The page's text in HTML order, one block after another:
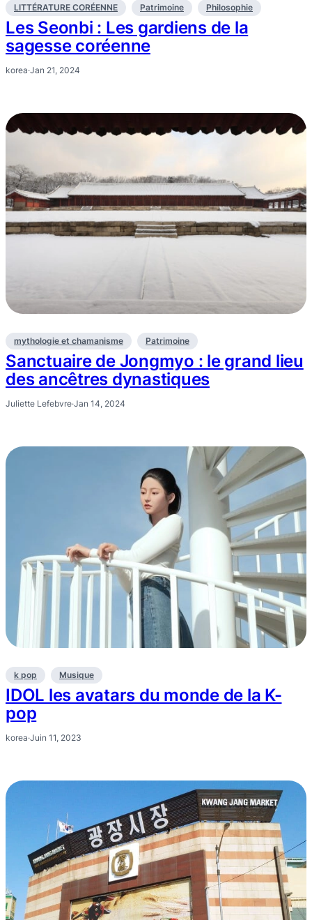
LITTÉRATURE CORÉENNE Patrimoine Philosophie
Les Seonbi : Les gardiens de la
sagesse coréenne
korea·Jan 21, 2024
mythologie et chamanisme Patrimoine
Sanctuaire de Jongmyo : le grand lieu
des ancêtres dynastiques
Juliette Lefebvre·Jan 14, 2024
k pop Musique
IDOL les avatars du monde de la K-
pop
korea·Juin 11, 2023